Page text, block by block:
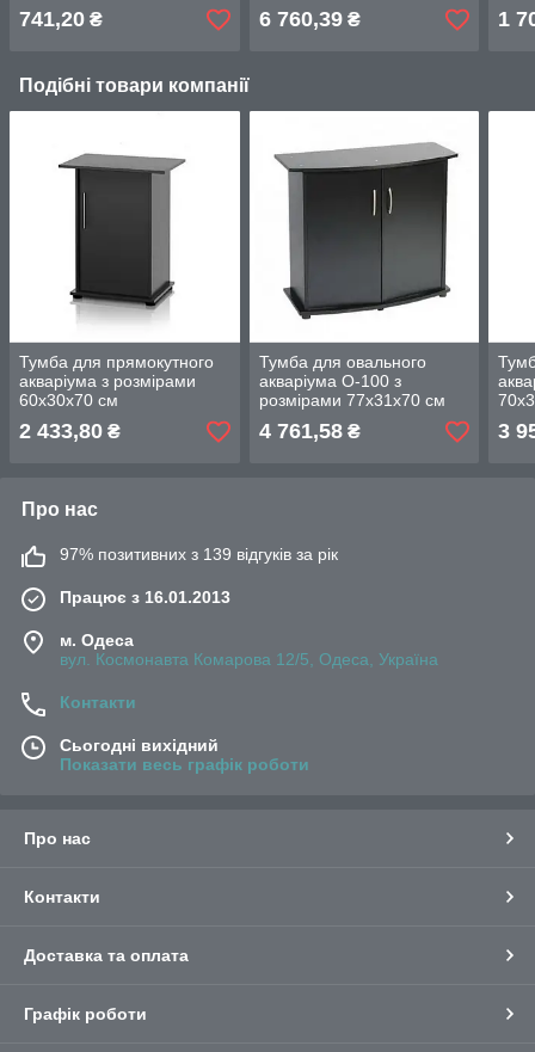
741,20 ₴ 6 760,39₴ 1
Подібні товари компанії
Тумба для прямокутного
акваріума з розмірами
60х30х70 см
2 433,80 ₴
Тумба для овального
акваріума O-100 з
розмірами 77х31х70 см
4 761,58₴ 3
Про нас
97% позитивних з 139 відгуків за рік
Працює з 16.01.2013
м. Одеса
вул. Космонавта Комарова 12/5, Одеса, Україна
Контакти
Сьогодні вихідний
Показати весь графік роботи
Про нас
Контакти
Доставка та оплата
Графік роботи